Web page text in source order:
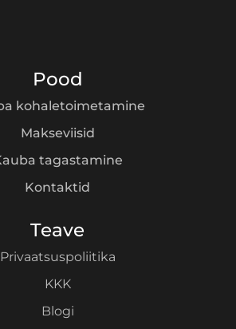
Pood
kohaletoimetamine
Makseviisid
tagastamine
Kontaktid
Teave
Privaatsuspoliitika
KKK
Blogi